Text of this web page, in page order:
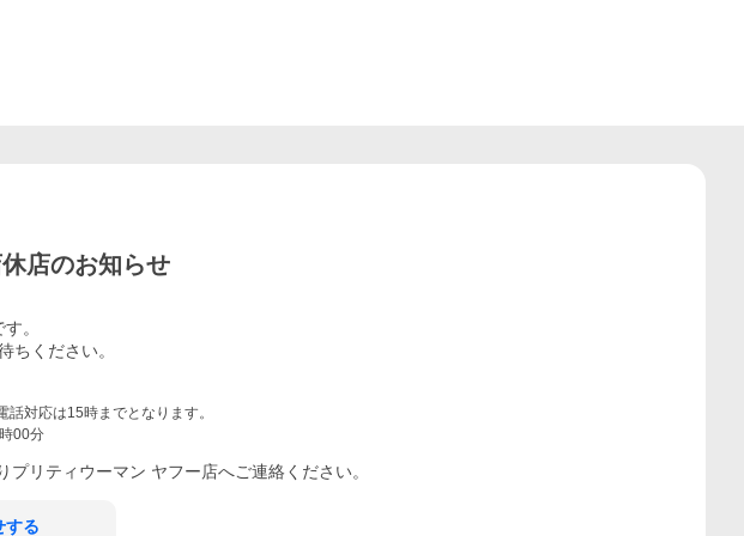
休店のお知らせ
。
ちください。
対応は15時までとなります。
00分
プリティウーマン ヤフー店へご連絡ください。
する